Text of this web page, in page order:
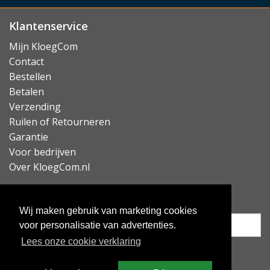
Wij maken gebruik van marketing cookies
voor personalisatie van advertenties.
Lees onze cookie verklaring
Klantenservice
Mijn KloegCom
Contact
Bestellen
Betalen
Verzending
Ruilen of Retourneren
Garantie
Voor bedrijven
Over KloegCom.nl